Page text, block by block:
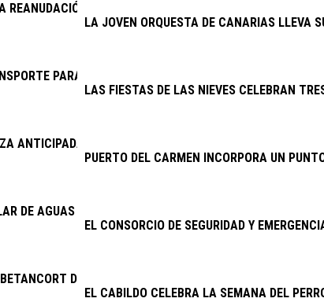
REANUDACIÓN DE LAS OBRAS DE LA ANTENA DE
PARA EL CENTRO DE RESPIRO FAMILIAR DE SAN
ANTICIPADAMENTE 11,46 MILLONES DE EUROS DE
DE AGUAS ABORDA PROYECTOS POR MÁS DE 6,4
DE PAGAR 15.500 EUROS A JOSÉ MARÍA
LA JOVEN ORQUESTA DE CANARIAS LLEVA
LAS FIESTAS DE LAS NIEVES CELEBRAN
PUERTO DEL CARMEN INCORPORA UN
EL CONSORCIO DE SEGURIDAD Y
EL CABILDO CELEBRA LA SEMANA DEL